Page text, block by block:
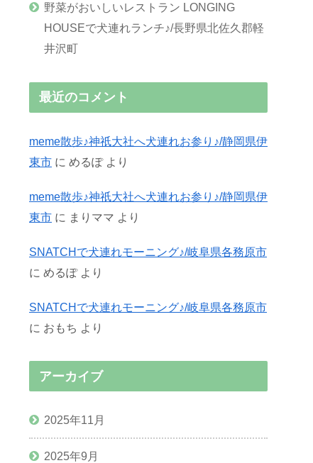
野菜がおいしいレストラン LONGING
HOUSEで犬連れランチ♪/長野県北佐久郡軽
井沢町
最近のコメント
meme散歩♪神祇大社へ犬連れお参り♪/静岡県伊
東市 に めるぽより
meme散歩♪神祇大社へ犬連れお参り♪/静岡県伊
東市 に まりママ より
SNATCHで犬連れモーニング♪/岐阜県各務原市
に めるぽより
SNATCHで犬連れモーニング♪/岐阜県各務原市
に おもち より
アーカイブ
2025年11月
2025年9月